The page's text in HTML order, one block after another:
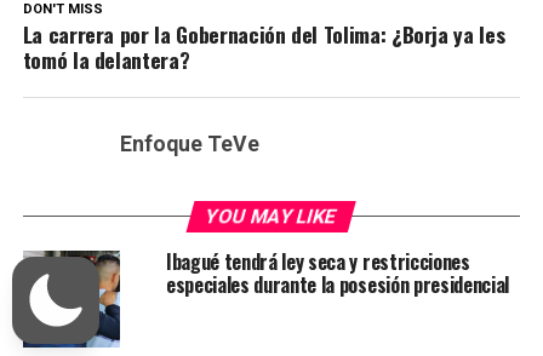
DON'T MISS
La carrera por la Gobernación del Tolima: ¿Borja ya les
tomó la delantera?
Enfoque TeVe
YOU MAY LIKE
Ibagué tendrá ley seca y restricciones
especiales durante la posesión presidencial